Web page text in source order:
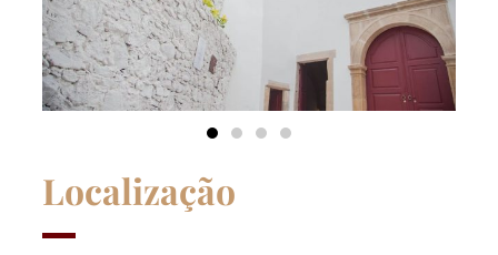
Localização